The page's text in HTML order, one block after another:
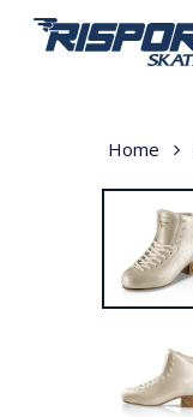
Home